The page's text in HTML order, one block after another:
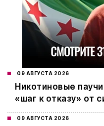
09 АВГУСТА 2026
Никотиновые
«шаг к отказу» от
09 АВГУСТА 2026